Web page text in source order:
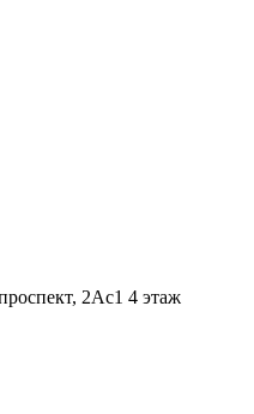
2Ас1 4 этаж